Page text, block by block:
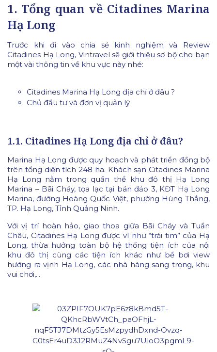
1. Tổng quan về Citadines Marina
Hạ Long
Trước khi đi vào chia sẻ kinh nghiệm và Review
Citadines Hạ Long, Vintravel sẽ giới thiệu sơ bộ cho bạn
một vài thông tin về khu vực này nhé:
Citadines Marina Hạ Long địa chỉ ở đâu ?
Chủ đầu tư và đơn vị quản lý
1.1. Citadines Hạ Long địa chỉ ở đâu?
Marina Hạ Long được quy hoạch và phát triển đồng bộ
trên tổng diện tích 248 ha. Khách sạn Citadines Marina
Hạ Long nằm trong quần thể khu đô thị Hạ Long
Marina – Bãi Cháy, tọa lạc tại bán đảo 3, KĐT Hạ Long
Marina, đường Hoàng Quốc Việt, phường Hùng Thắng,
TP. Hạ Long, Tỉnh Quảng Ninh.
Với vị trí hoàn hảo, giao thoa giữa Bãi Cháy và Tuần
Châu, Citadines Hạ Long được ví như “trái tim” của Hạ
Long, thừa hưởng toàn bộ hệ thống tiện ích của nội
khu đô thị cùng các tiện ích khác như bể bơi view
hướng ra vịnh Hạ Long, các nhà hàng sang trọng, khu
vui chơi,...